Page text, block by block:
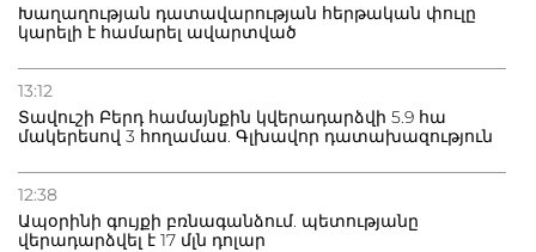
Խաղաղության դատավարության հերթական փուլը
կարելի է համարել ավարտված
13:12
Տավուշի Բերդ համայնքին կվերադարձվի 5.9 հա
մակերեսով 3 հողամաս. Գլխավոր դատախազություն
12:38
Ապօրինի գույքի բռնագանձում. պետությանը
վերադարձվել է 17 մլն դոլար